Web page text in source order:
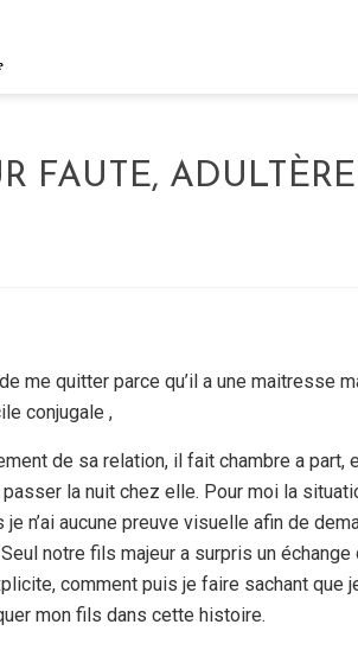
FAUTE,
me quitter parce qu’il a une maitresse
conjugale ,
de sa relation, il fait chambre a part,
la nuit chez elle. Pour moi la
n’ai aucune preuve visuelle afin de
notre fils majeur a surpris un échange
comment puis je faire sachant que
mon fils dans cette histoire.